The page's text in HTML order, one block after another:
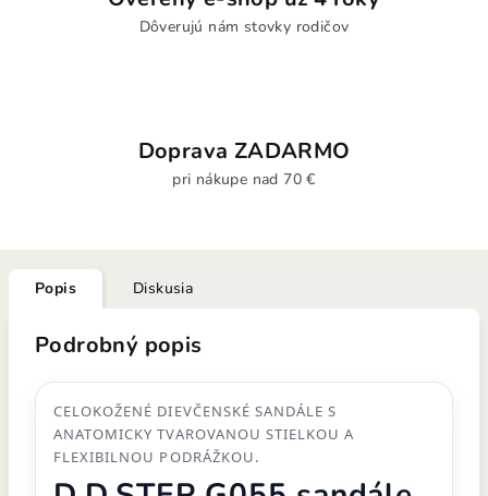
Dôverujú nám stovky rodičov
Doprava ZADARMO
pri nákupe nad 70 €
Popis Diskusia
Podrobný popis
CELOKOŽENÉ DIEVČENSKÉ SANDÁLE S
ANATOMICKY TVAROVANOU STIELKOU A
FLEXIBILNOU PODRÁŽKOU.